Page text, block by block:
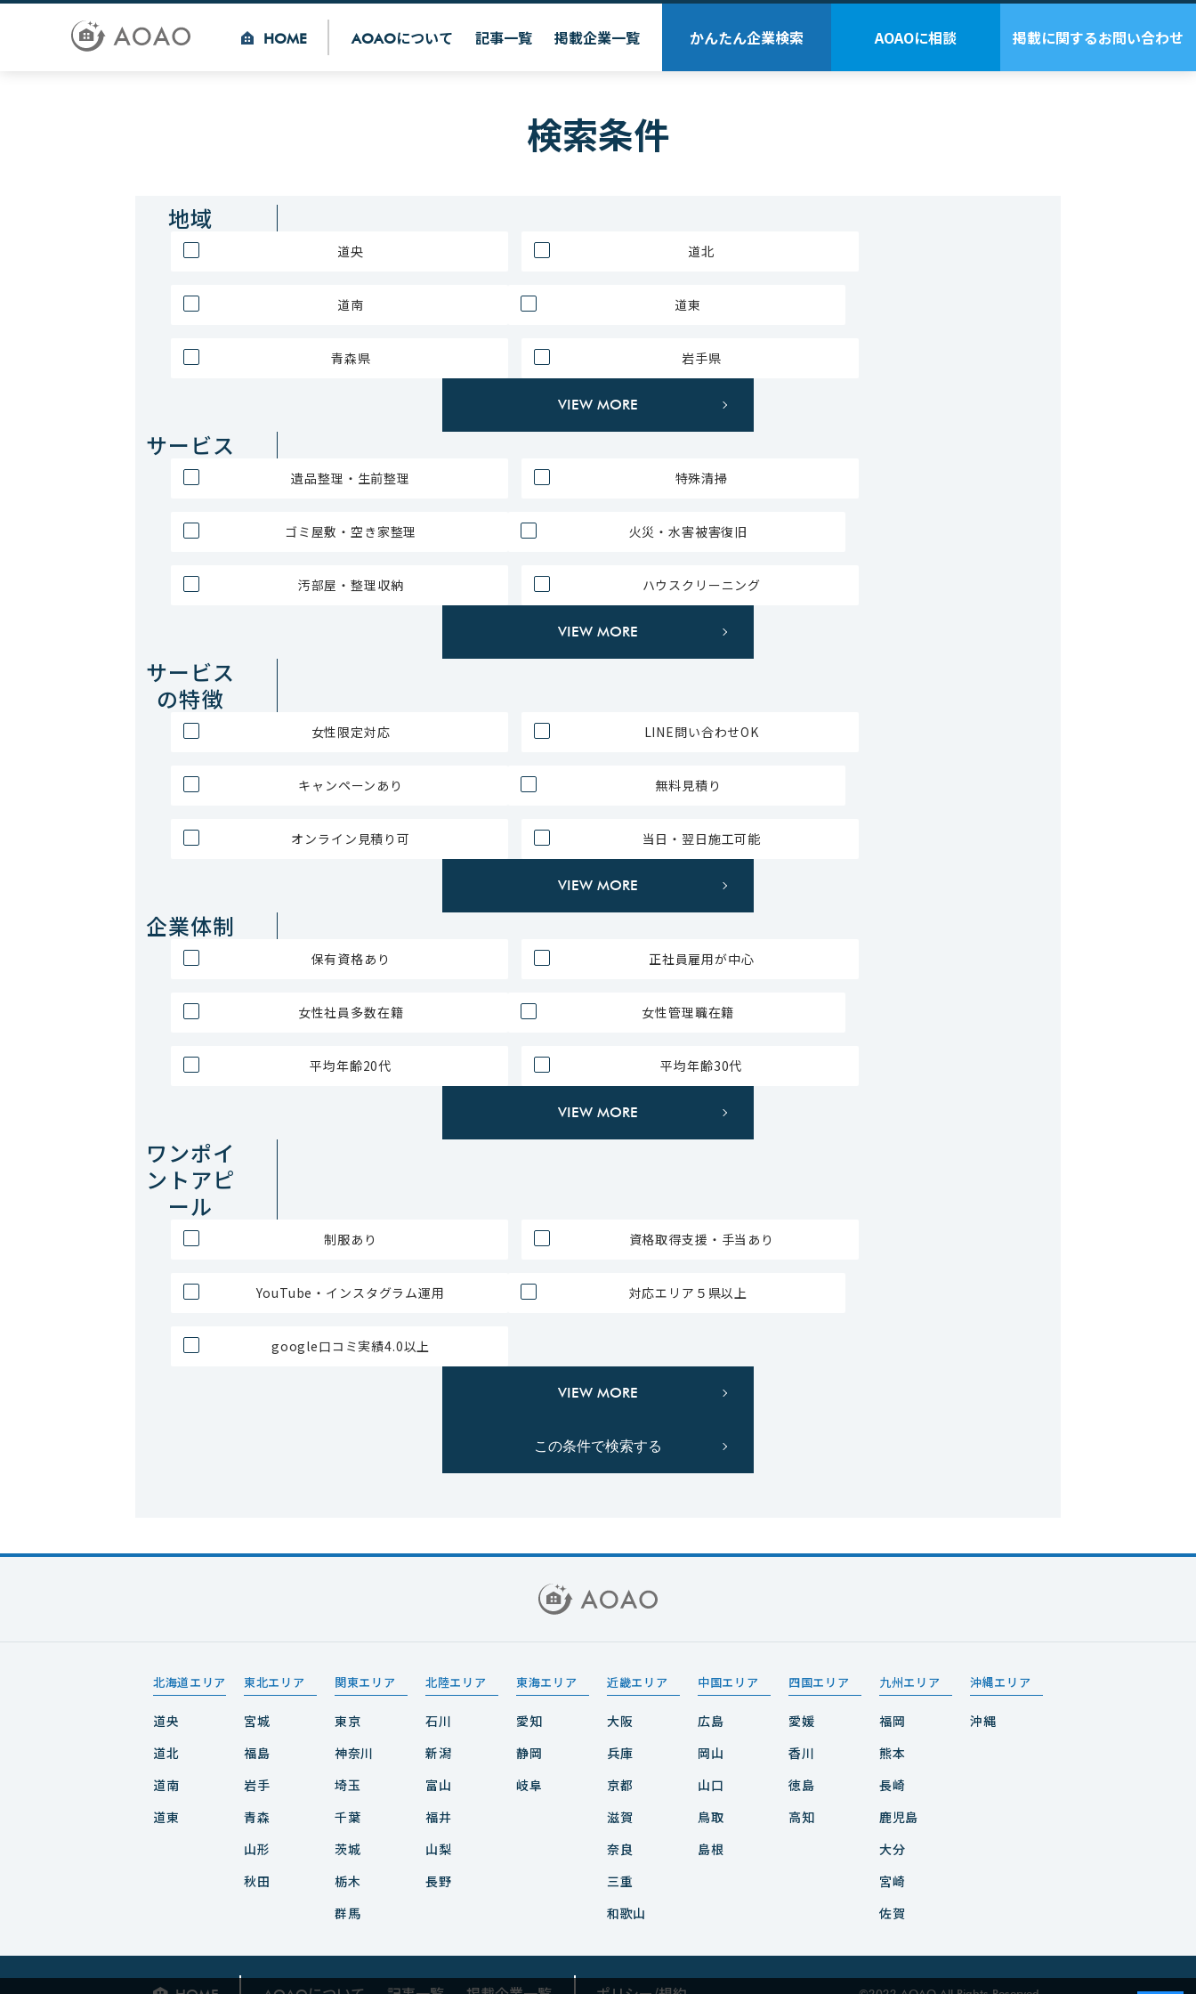
HOME AOAOについて 記事一覧 掲載企業一覧 かんたん企業検索 AOAOに相談 掲載に関するお問い合わせ
検索条件
地域
道央 道北
道南 道東
青森県 岩手県
VIEW MORE
サービス
遺品整理・生前整理 特殊清掃
ゴミ屋敷・空き家整理 火災・水害被害復旧
汚部屋・整理収納 ハウスクリーニング
VIEW MORE
サービス
の特徴
女性限定対応 LINE問い合わせOK
キャンペーンあり 無料見積り
オンライン見積り可 当日・翌日施工可能
VIEW MORE
企業体制
保有資格あり 正社員雇用が中心
女性社員多数在籍 女性管理職在籍
平均年齢20代 平均年齢30代
VIEW MORE
ワンポイ
ントアピ
ール
制服あり 資格取得支援・手当あり
YouTube・インスタグラム運用 対応エリア５県以上
google口コミ実績4.0以上
VIEW MORE
この条件で検索する
北海道エリア
道央
道北
道南
道東
東北エリア
宮城
福島
岩手
青森
山形
秋田
関東エリア
東京
神奈川
埼玉
千葉
茨城
栃木
群馬
北陸エリア
石川
新潟
富山
福井
山梨
長野
東海エリア
愛知
静岡
岐阜
近畿エリア
大阪
兵庫
京都
滋賀
奈良
三重
和歌山
中国エリア
広島
岡山
山口
鳥取
島根
四国エリア
愛媛
香川
徳島
高知
九州エリア
福岡
熊本
長崎
鹿児島
大分
宮崎
佐賀
沖縄エリア
沖縄